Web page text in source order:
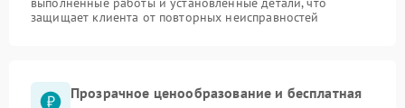
защищает клиента от повторных неисправностей
Прозрачное ценообразование и бесплатная